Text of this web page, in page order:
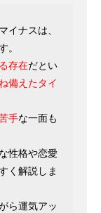
イナスは、
。
存在だとい
備えたタイ
手な一面も
性格や恋愛
く解説しま
ら運気アッ